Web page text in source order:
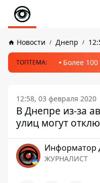
Новости Днепр
ТОПТЕМА: Более
12:58, 03 февраля 2020
В Днепре из-за
улиц могут
Информатор
ЖУРНАЛИСТ